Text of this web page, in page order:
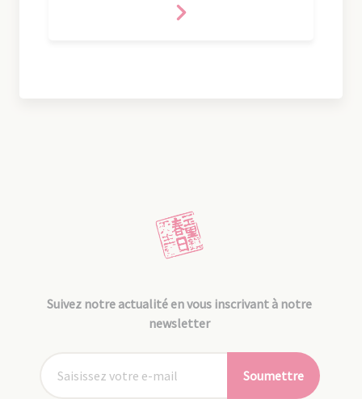
Suivez notre actualité en vous inscrivant à notre
newsletter
Soumettre